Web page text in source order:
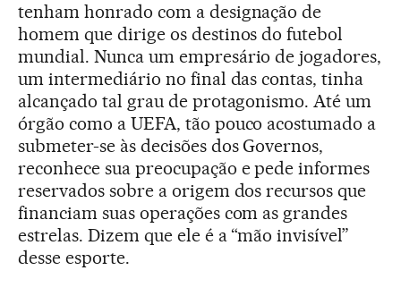
tenham honrado com a designação de
homem que dirige os destinos do futebol
mundial. Nunca um empresário de jogadores,
um intermediário no final das contas, tinha
alcançado tal grau de protagonismo. Até um
órgão como a UEFA, tão pouco acostumado a
submeter-se às decisões dos Governos,
reconhece sua preocupação e pede informes
reservados sobre a origem dos recursos que
financiam suas operações com as grandes
estrelas. Dizem que ele é a “mão invisível”
desse esporte.